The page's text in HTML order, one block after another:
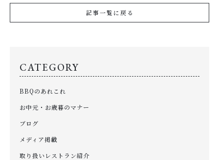
記事一覧に戻る
CATEGORY
BBQのあれこれ
お中元・お歳暮のマナー
ブログ
メディア掲載
取り扱いレストラン紹介